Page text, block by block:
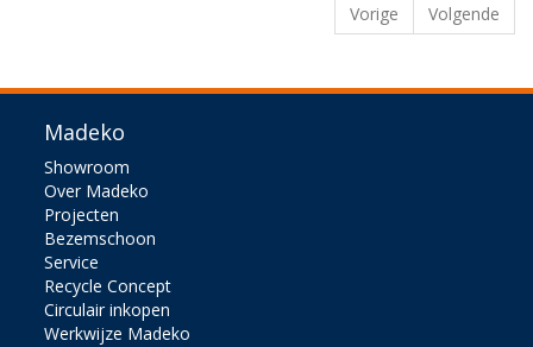
Vorige Volgende
Madeko
Showroom
Over Madeko
Projecten
Bezemschoon
Service
Recycle Concept
Circulair inkopen
Werkwijze Madeko